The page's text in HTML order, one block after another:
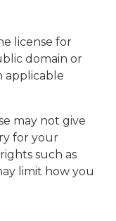
license for
domain or
applicable
may not give
for your
such as
limit how you